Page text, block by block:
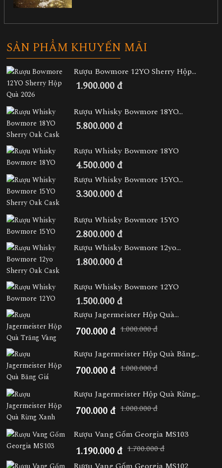
SẢN PHẨM KHUYẾN MÃI
Rượu Bowmore 12YO Sherry Hộp...
1.900.000 đ
Rượu Whisky Bowmore 18YO...
5.800.000 đ
Rượu Whisky Bowmore 18YO
4.500.000 đ
Rượu Whisky Bowmore 15YO...
3.300.000 đ
Rượu Whisky Bowmore 15YO
2.800.000 đ
Rượu Whisky Bowmore 12yo...
1.800.000 đ
Rượu Whisky Bowmore 12YO
1.500.000 đ
Rượu Jagermeister Hộp Quà...
700.000 đ 1.000.000 đ
Rượu Jagermeister Hộp Quà Băng...
700.000 đ 1.000.000 đ
Rượu Jagermeister Hộp Quà Rừng...
700.000 đ 1.000.000 đ
Rượu Vang Gốm Georgia MS103
1.190.000 đ 1.700.000 đ